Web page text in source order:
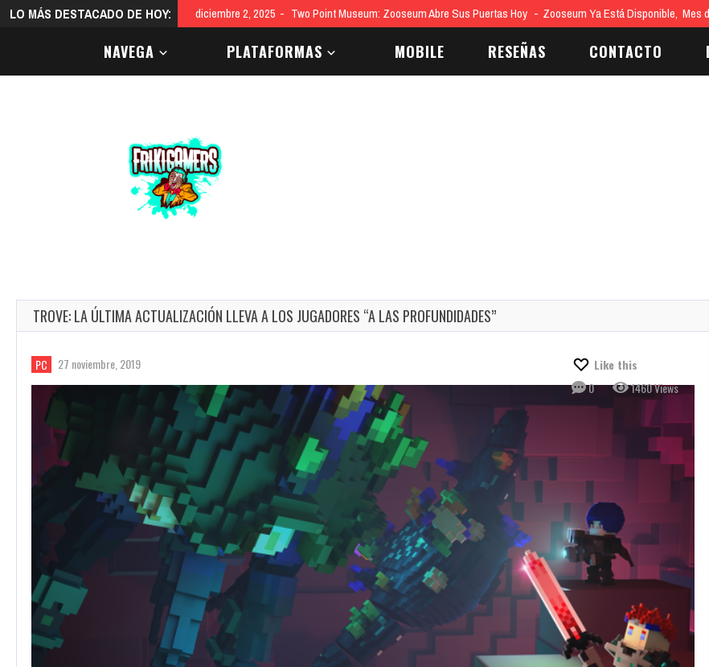
LO MÁS DESTACADO DE HOY: diciembre 2, 2025 Two Point Museum: Zooseum Abre Sus Puertas Hoy Zooseum Ya Está Disponible, Mes
NAVEGA PLATAFORMAS MOBILE RESEÑAS CONTACTO
TROVE: LA ÚLTIMA ACTUALIZACIÓN LLEVA A LOS JUGADORES “A LAS PROFUNDIDADES”
PC 27 noviembre, 2019
Like this
0
1460 Views